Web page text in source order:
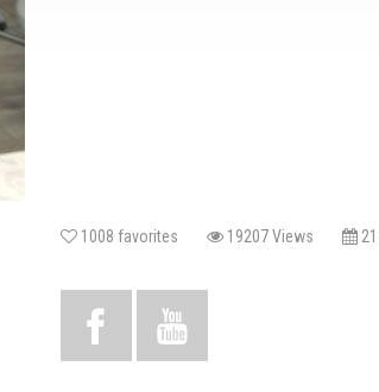
1008 favorites 19207 Views